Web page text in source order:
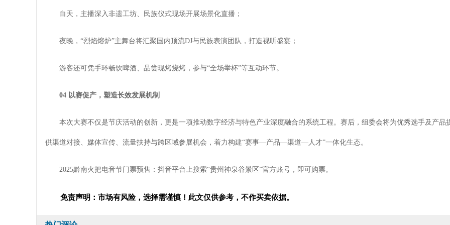
白天，主播深入非遗工坊、民族仪式现场开展场景化直播；
夜晚，“烈焰熔炉”主舞台将汇聚国内顶流DJ与民族表演团队，打造视听盛宴；
游客还可凭手环畅饮啤酒、品尝现烤烧烤，参与“全场举杯”等互动环节。
04 以赛促产，塑造长效发展机制
本次大赛不仅是节庆活动的创新，更是一项推动数字经济与特色产业深度融合的系统工程。赛后，组委会将为优秀选手及产品
供渠道对接、媒体宣传、流量扶持与跨区域参展机会，着力构建“赛事—产品—渠道—人才”一体化生态。
2025黔南火把电音节门票预售：抖音平台上搜索“贵州神泉谷景区”官方账号，即可购票。
免责声明：市场有风险，选择需谨慎！此文仅供参考，不作买卖依据。